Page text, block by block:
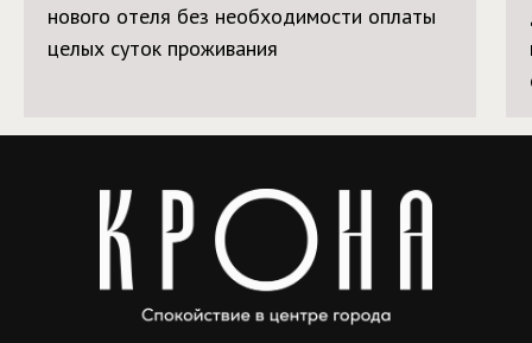
нового отеля без необходимости оплаты
целых суток проживания